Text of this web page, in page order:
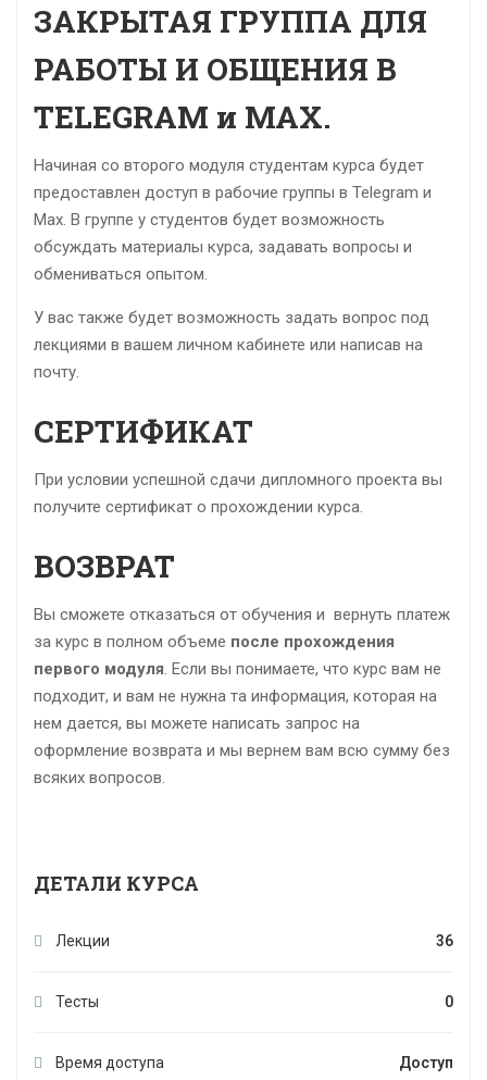
ЗАКРЫТАЯ ГРУППА ДЛЯ
РАБОТЫ И ОБЩЕНИЯ В
TELEGRAM и MAX.
Начиная со второго модуля студентам курса будет
предоставлен доступ в рабочие группы в Telegram и
Max. В группе у студентов будет возможность
обсуждать материалы курса, задавать вопросы и
обмениваться опытом.
У вас также будет возможность задать вопрос под
лекциями в вашем личном кабинете или написав на
почту.
СЕРТИФИКАТ
При условии успешной сдачи дипломного проекта вы
получите сертификат о прохождении курса.
ВОЗВРАТ
Вы сможете отказаться от обучения и вернуть платеж
за курс в полном объеме после прохождения
первого модуля. Если вы понимаете, что курс вам не
подходит, и вам не нужна та информация, которая на
нем дается, вы можете написать запрос на
оформление возврата и мы вернем вам всю сумму без
всяких вопросов.
ДЕТАЛИ КУРСА
Лекции 36
Тесты 0
Время доступа
Доступ